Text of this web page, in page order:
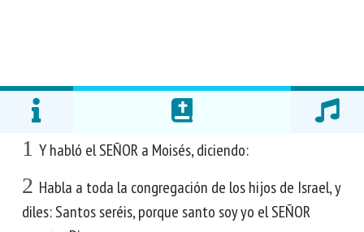
1 Y habló el SEÑOR a Moisés, diciendo:
2 Habla a toda la congregación de los hijos de Israel, y
diles: Santos seréis, porque santo soy yo el SEÑOR